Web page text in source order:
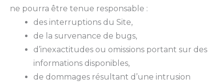
ne pourra être tenue responsable :
des interruptions du Site,
de la survenance de bugs,
d’inexactitudes ou omissions portant sur des
informations disponibles,
de dommages résultant d’une intrusion